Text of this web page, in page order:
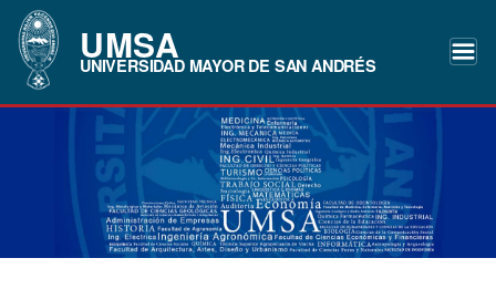
UMSA
UNIVERSIDAD MAYOR DE SAN ANDRÉS